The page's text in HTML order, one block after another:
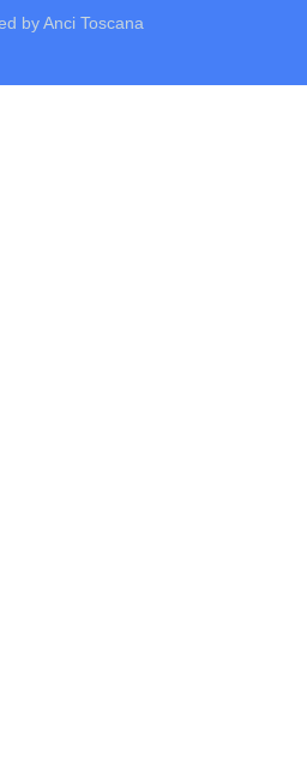
by Anci Toscana